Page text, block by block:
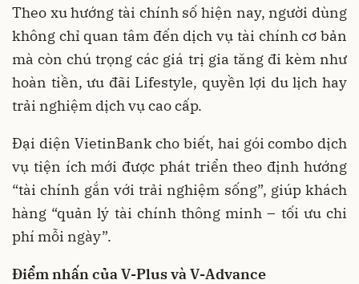
Theo xu hướng tài chính số hiện nay, người dùng
không chỉ quan tâm đến dịch vụ tài chính cơ bản
mà còn chú trọng các giá trị gia tăng đi kèm như
hoàn tiền, ưu đãi Lifestyle, quyền lợi du lịch hay
trải nghiệm dịch vụ cao cấp.
Đại diện VietinBank cho biết, hai gói combo dịch
vụ tiện ích mới được phát triển theo định hướng
“tài chính gắn với trải nghiệm sống”, giúp khách
hàng “quản lý tài chính thông minh – tối ưu chi
phí mỗi ngày”.
ĐiểmnhấncủaV-PlusvàV-Advance